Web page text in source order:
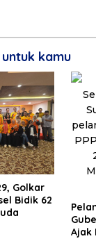
kamu
Golkar
Bidik 62
Ajak